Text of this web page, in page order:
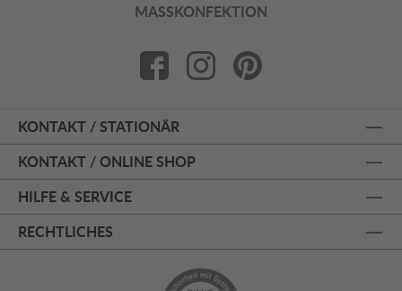
MASSKONFEKTION
KONTAKT / STATIONÄR
KONTAKT / ONLINE SHOP
HILFE & SERVICE
RECHTLICHES